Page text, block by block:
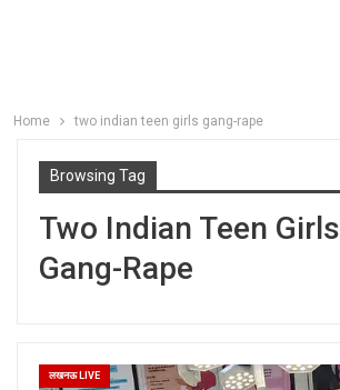
Home two indian teen girls gang-rape
Browsing Tag
Two Indian Teen Girls
Gang-Rape
लखनऊ LIVE